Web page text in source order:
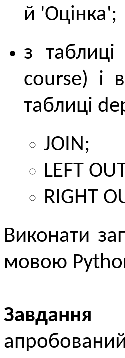
й 'Оцінка';
з
course) і
таблиці
JOIN;
LEFT
RIGHT
Виконати
мовою
Завдання